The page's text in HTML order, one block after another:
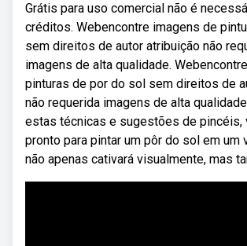
Grátis para uso comercial não é
créditos. Webencontre imagens de
sem direitos de autor atribuição não
imagens de alta qualidade.
pinturas de por do sol sem direitos de
não requerida imagens de alta
estas técnicas e sugestões de pincéis,
pronto para pintar um pôr do sol em um
não apenas cativará visualmente, mas